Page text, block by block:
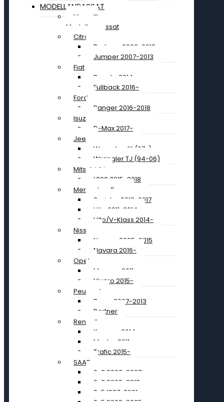
MODELLANPASSAT
Visa allt
Modellanpassat
Citroen
Berlingo 2008-2018
Jumper 2007-2013
Fiat
Ducato 2014-
Fullback 2016-
Ford
Ranger 2016-2018
Isuzu
D-Max 2017-
Jeep
Wrangler JK (07-)
Wrangler TJ (94-06)
Mitsubishi
L200 2015-2018
Mercedes-Benz
Sprinter 2013-2017
Vito 2011-2014
Vito/V-Klass 2014-
Nissan
Navara 2005-2015
Navara 2016-
Opel
Movano 2011-
Vivaro 2015-
Peugeot
Boxer 2007-2013
Partner
Renault
Kangoo 2014-
Master 2011-
Trafic 2015-
SAAB
9-3 2003-2007
9-3 2008-2012
9-5 1997-2001